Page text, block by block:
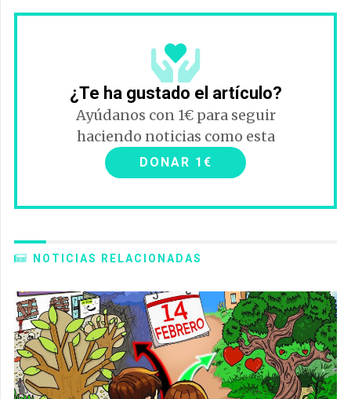
¿Te ha gustado el artículo?
Ayúdanos con 1€ para seguir
haciendo noticias como esta
DONAR 1€
NOTICIAS RELACIONADAS